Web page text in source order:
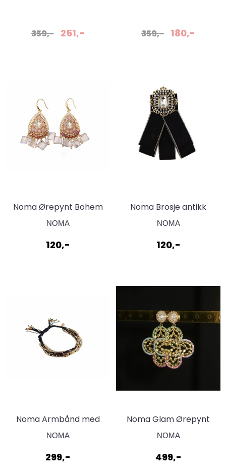
359,- 251,- 359,- 180,-
Noma Ørepynt Bohem
Rosa/gråblå/gull
NOMA
120,-
Noma Brosje antikk
Sort
NOMA
120,-
Noma Armbånd med
små perler -
NOMA
299,-
Noma Glam Ørepynt
Limited edition
NOMA
499,-